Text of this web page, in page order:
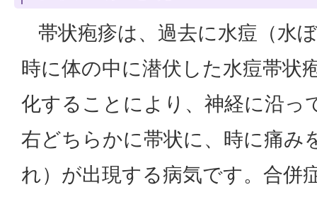
帯状疱疹は、過去に水痘（水
時に体の中に潜伏した水痘帯状
化することにより、神経に沿っ
右どちらかに帯状に、時に痛み
れ）が出現する病気です。合併